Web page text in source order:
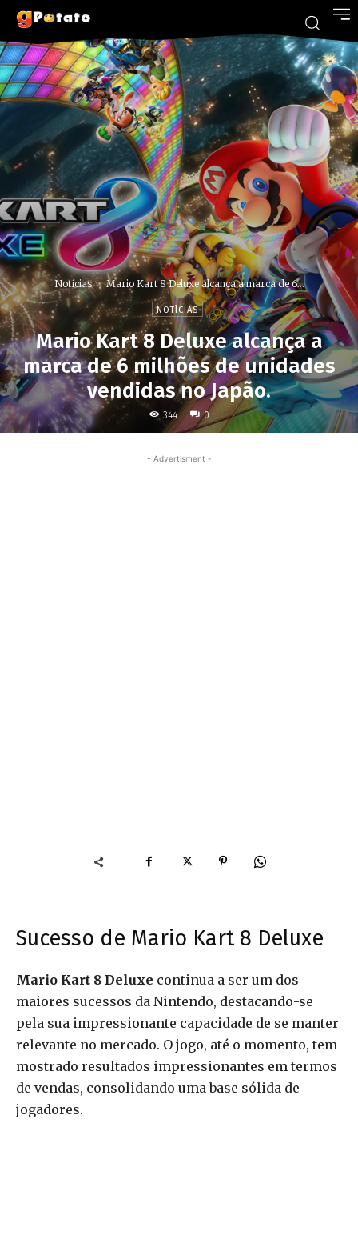
Notícias Mario Kart 8 Deluxe alcança a marca de 6...
NOTÍCIAS
Mario Kart 8 Deluxe alcança a
marca de 6 milhões de unidades
vendidas no Japão.
344 0
- Advertisment -
Sucesso de Mario Kart 8 Deluxe
Mario Kart 8 Deluxe continua a ser um dos
maiores sucessos da Nintendo, destacando-se
pela sua impressionante capacidade de se manter
relevante no mercado. O jogo, até o momento, tem
mostrado resultados impressionantes em termos
de vendas, consolidando uma base sólida de
jogadores.